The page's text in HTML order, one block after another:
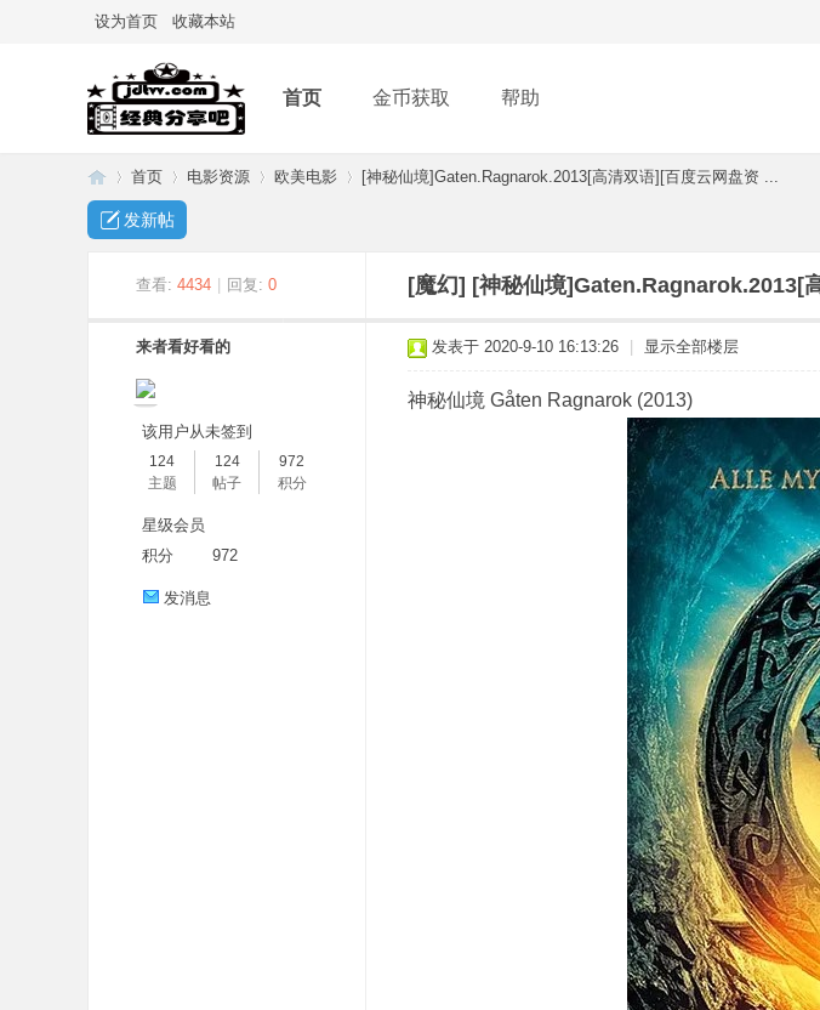
设为首页 收藏本站
首页 金币获取 帮助
首页
›
电影资源
›
欧美电影 [神秘仙境]Gaten.Ragnarok.2013[高清双语][百度云网盘资 ...
发新帖
查看: 4434 回复: 0 [魔幻] [神秘仙境]Gaten.Ragnarok.2013[
来者看好看的
该用户从未签到
124
主题
124
帖子
972
积分
星级会员
积分
972
发消息
发表于 2020-9-10 16:13:26 显示全部楼层
神秘仙境 Gåten Ragnarok (2013)